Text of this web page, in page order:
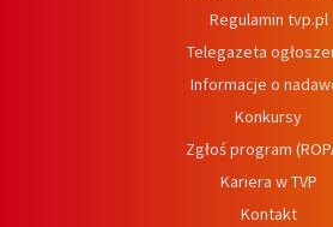
Regulamin tvp.pl
Telegazeta
Informacje o
Konkursy
Zgłoś program
Kariera w TVP
Kontakt